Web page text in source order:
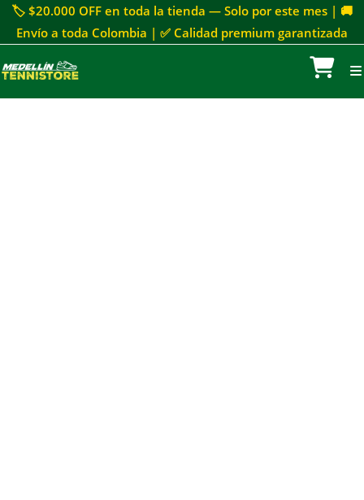
🏷 $20.000 OFF en toda la tienda — Solo por este mes | 🚚
Envío a toda Colombia | ✅ Calidad premium garantizada